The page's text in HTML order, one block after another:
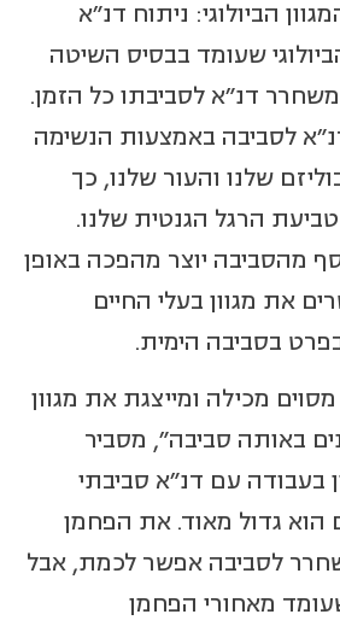
הביולוגי: ניתוח דנ"א
שעומד בבסיס השיטה
משחרר דנ"א לסביבתו כל הזמן.
לסביבה באמצעות הנשימה
שלנו והעור שלנו, כך
הרגל הגנטית שלנו.
מהסביבה יוצר מהפכה באופן
את מגוון בעלי החיים
בסביבה הימית.
מכילה ומייצגת את מגוון
באותה סביבה", מסביר
בעבודה עם דנ"א סביבתי
הוא גדול מאוד. את הפחמן
לסביבה אפשר לכמת, אבל
מאחורי הפחמן